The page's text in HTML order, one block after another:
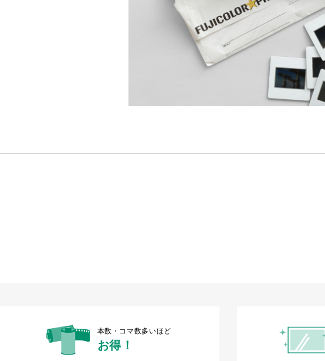
本数・コマ数多いほど
お得！